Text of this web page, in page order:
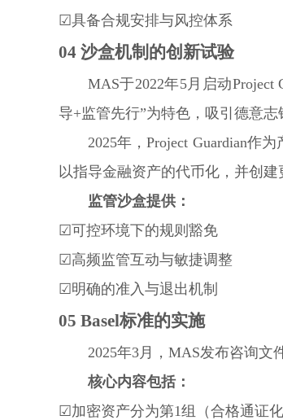
☑具备合规安排与风控体系
04 沙盒机制的创新试验
MAS于2022年5月启动
导+监管先行”为特色，吸引德意
2025年，Project Guardian作
以指导金融资产的代币化，并创
监管沙盒提供：
☑可控环境下的规则豁免
☑高频监管互动与敏捷调整
☑明确的准入与退出机制
05 Basel标准的实施
2025年3月，MAS发布咨询文
核心内容包括：
☑加密资产分为第1组（合格通证